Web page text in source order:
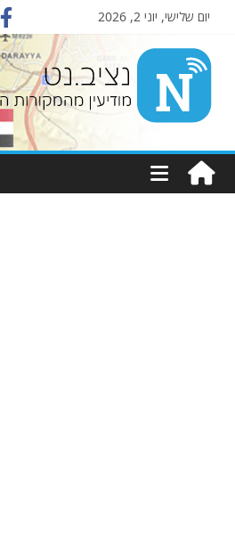
יום שלישי, יוני 2, 2026
Nziv.net
מודיעין
מהמקורות